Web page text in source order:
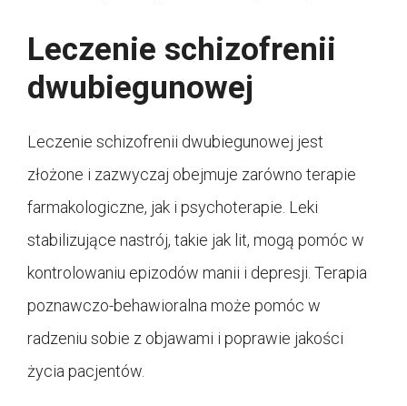
Leczenie schizofrenii
dwubiegunowej
Leczenie schizofrenii dwubiegunowej jest
złożone i zazwyczaj obejmuje zarówno terapie
farmakologiczne, jak i psychoterapie. Leki
stabilizujące nastrój, takie jak lit, mogą pomóc w
kontrolowaniu epizodów manii i depresji. Terapia
poznawczo-behawioralna może pomóc w
radzeniu sobie z objawami i poprawie jakości
życia pacjentów.